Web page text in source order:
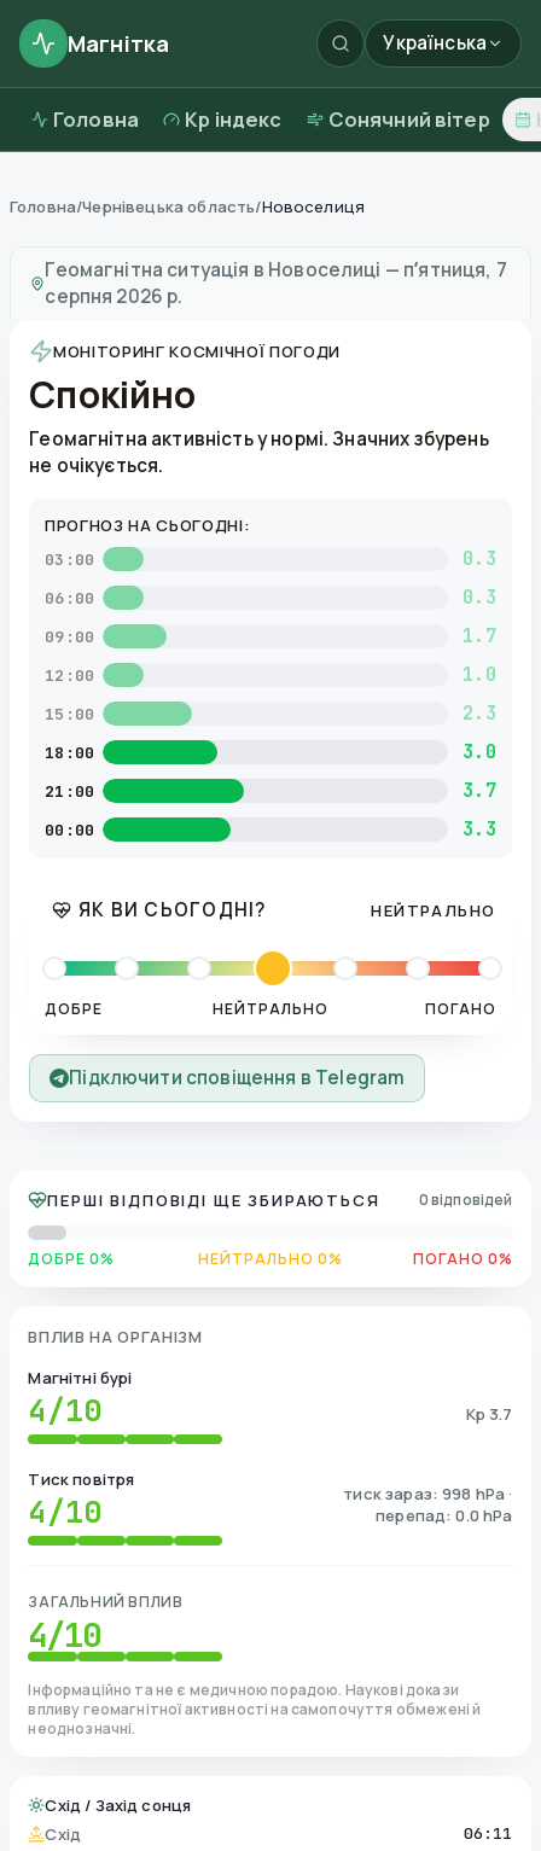
Магнітка Українська
Головна Kp індекс Сонячний вітер
Головна/Чернівецька область/Новоселиця
Геомагнітна ситуація в Новоселиці — пʼятниця, 7
серпня 2026 р.
МОНІТОРИНГ КОСМІЧНОЇ ПОГОДИ
Спокійно
Геомагнітна активність у нормі. Значних збурень
не очікується.
ПРОГНОЗ НА СЬОГОДНІ:
03:00 0.3
06:00 0.3
09:00 1.7
12:00 1.0
15:00 2.3
18:00 3.0
21:00 3.7
00:00 3.3
ЯК ВИ СЬОГОДНІ? НЕЙТРАЛЬНО
ДОБРЕ НЕЙТРАЛЬНО ПОГАНО
Підключити сповіщення в Telegram
ПЕРШІ ВІДПОВІДІ ЩЕ ЗБИРАЮТЬСЯ 0 відповідей
ДОБРЕ 0% НЕЙТРАЛЬНО 0% ПОГАНО 0%
ВПЛИВ НА ОРГАНІЗМ
Магнітні бурі
4/10 Kp 3.7
Тиск повітря
4/10
тиск зараз: 998 hPa ·
перепад: 0.0 hPa
ЗАГАЛЬНИЙ ВПЛИВ
4/10
Інформаційно та не є медичною порадою. Наукові докази
впливу геомагнітної активності на самопочуття обмежені й
неоднозначні.
Схід / Захід сонця
Схід
06:11